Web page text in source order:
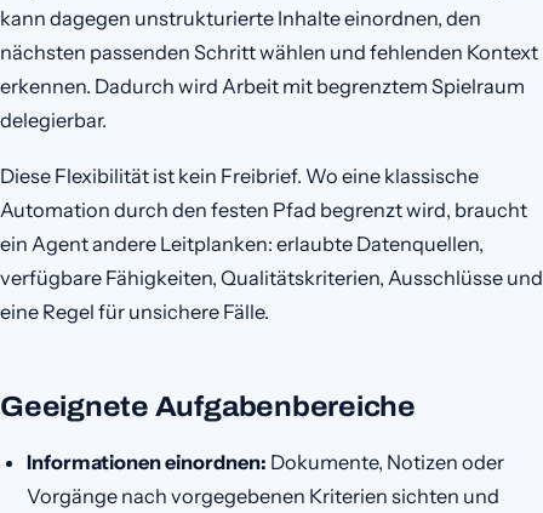
kann dagegen unstrukturierte Inhalte einordnen, den
nächsten passenden Schritt wählen und fehlenden Kontext
erkennen. Dadurch wird Arbeit mit begrenztem Spielraum
delegierbar.
Diese Flexibilität ist kein Freibrief. Wo eine klassische
Automation durch den festen Pfad begrenzt wird, braucht
ein Agent andere Leitplanken: erlaubte Datenquellen,
verfügbare Fähigkeiten, Qualitätskriterien, Ausschlüsse und
eine Regel für unsichere Fälle.
Geeignete Aufgabenbereiche
Informationen einordnen: Dokumente, Notizen oder
Vorgänge nach vorgegebenen Kriterien sichten und